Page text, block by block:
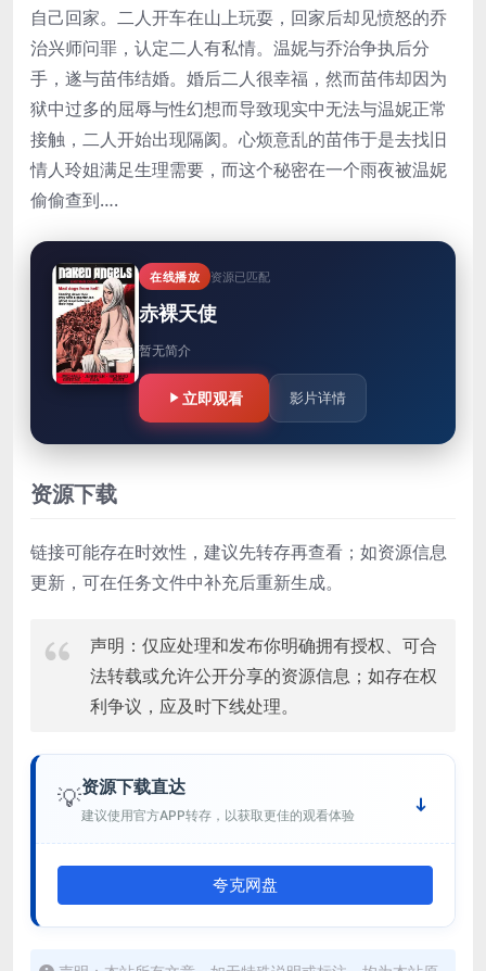
自己回家。二人开车在山上玩耍，回家后却见愤怒的乔
治兴师问罪，认定二人有私情。温妮与乔治争执后分
手，遂与苗伟结婚。婚后二人很幸福，然而苗伟却因为
狱中过多的屈辱与性幻想而导致现实中无法与温妮正常
接触，二人开始出现隔阂。心烦意乱的苗伟于是去找旧
情人玲姐满足生理需要，而这个秘密在一个雨夜被温妮
偷偷查到….
在线播放 资源已匹配
赤裸天使
暂无简介
立即观看 影片详情
资源下载
链接可能存在时效性，建议先转存再查看；如资源信息
更新，可在任务文件中补充后重新生成。
声明：仅应处理和发布你明确拥有授权、可合
法转载或允许公开分享的资源信息；如存在权
利争议，应及时下线处理。
💡资源下载直达
建议使用官方APP转存，以获取更佳的观看体验
夸克网盘